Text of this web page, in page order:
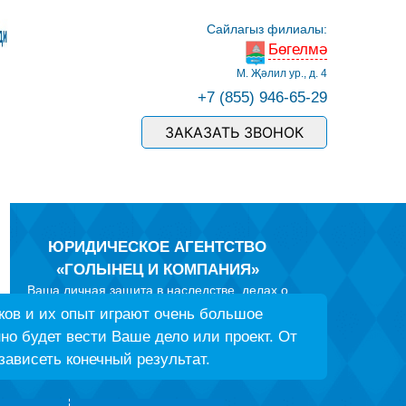
Сайлагыз филиалы:
Бөгелмә
М. Җәлил ур., д. 4
+7 (855) 946-65-29
ЗАКАЗАТЬ ЗВОНОК
ЮРИДИЧЕСКОЕ АГЕНТСТВО
«ГОЛЫНЕЦ И КОМПАНИЯ»
Ваша личная защита в наследстве, делах о
защите прав потребителей, спорах по ДТП со
страховыми компаниями и
ГИБДД, в семейных делах и трудовых спорах, в
земельных конфликтах и вопросах
и их опыт играют очень большое
будет вести Ваше дело или проект. От
конечный результат.